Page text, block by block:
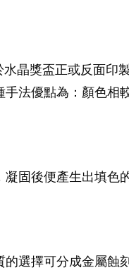
晶獎盃正或反面印
法優點為：顏色相
固後便產生出填色
選擇可分成金屬蝕